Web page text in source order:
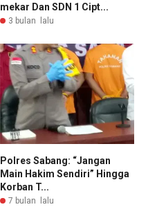
mekar Dan SDN 1 Cipt...
3 bulan lalu
Polres Sabang: “Jangan
Main Hakim Sendiri” Hingga
Korban T...
7 bulan lalu